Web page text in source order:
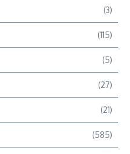
(3)
(115)
(5)
(27)
(21)
(585)